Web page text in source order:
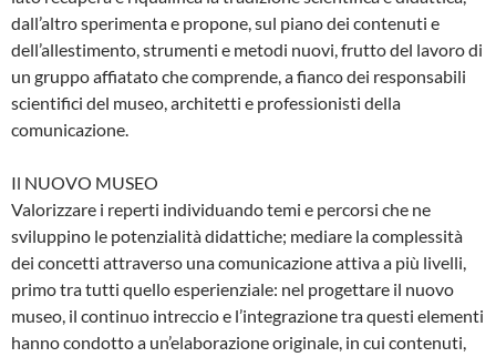
dall’altro sperimenta e propone, sul piano dei contenuti e
dell’allestimento, strumenti e metodi nuovi, frutto del lavoro di
un gruppo affiatato che comprende, a fianco dei responsabili
scientifici del museo, architetti e professionisti della
comunicazione.
Il NUOVO MUSEO
Valorizzare i reperti individuando temi e percorsi che ne
sviluppino le potenzialità didattiche; mediare la complessità
dei concetti attraverso una comunicazione attiva a più livelli,
primo tra tutti quello esperienziale: nel progettare il nuovo
museo, il continuo intreccio e l’integrazione tra questi elementi
hanno condotto a un’elaborazione originale, in cui contenuti,